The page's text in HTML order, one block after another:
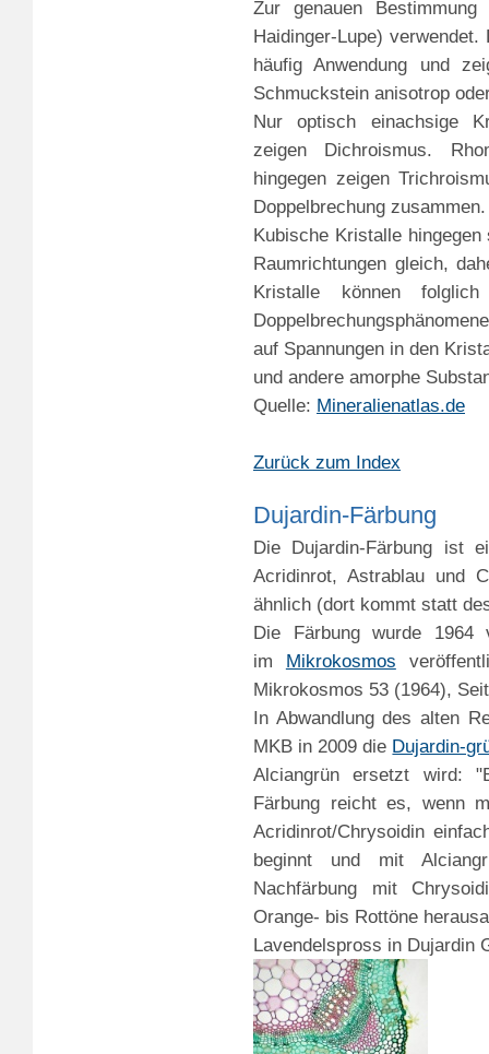
Zur genauen
Haidinger-Lupe)
häufig Anwendung und
Schmuckstein anisotrop
Nur optisch einachsige
zeigen Dichroismus.
hingegen zeigen
Doppelbrechung zusammen.
Kubische Kristalle
Raumrichtungen gleich,
Kristalle können
auf Spannungen in den
und andere amorphe
Quelle: Mineralienatlas.de
Zurück zum Index
Dujardin-Färbung
Die Dujardin-Färbung ist
Acridinrot, Astrablau und
ähnlich (dort kommt statt
Die Färbung wurde 1964
im Mikrokosmos
Mikrokosmos 53 (1964),
In Abwandlung des alten
MKB in 2009 die Dujardin-
Alciangrün ersetzt wird:
Färbung reicht es, wenn
Acridinrot/Chrysoidin
beginnt und mit
Nachfärbung mit
Orange- bis Rottöne
Lavendelspross in Dujardin